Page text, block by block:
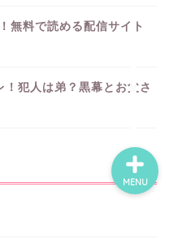
無料で読める配信サイト
！犯人は弟？黒幕とお父さ
MENU
る漫画・小説